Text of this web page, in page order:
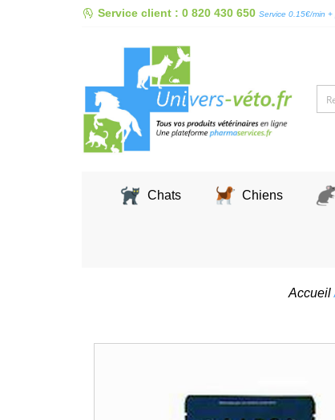
Service client : 0 820 430 650 Service 0.15€/min +
Chats Chiens
Accueil